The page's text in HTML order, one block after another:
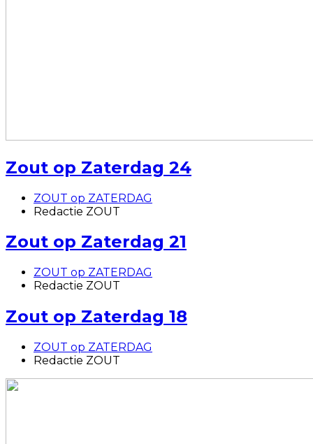
Zout op Zaterdag 24
ZOUT op ZATERDAG
Redactie ZOUT
Zout op Zaterdag 21
ZOUT op ZATERDAG
Redactie ZOUT
Zout op Zaterdag 18
ZOUT op ZATERDAG
Redactie ZOUT